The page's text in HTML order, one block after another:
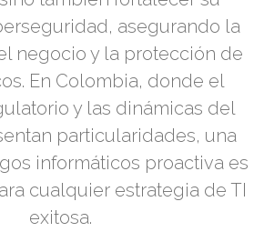
asegurando la
negocio y la protección de
En Colombia, donde el
y las dinámicas del
particularidades, una
informáticos proactiva es
cualquier estrategia de TI
exitosa.